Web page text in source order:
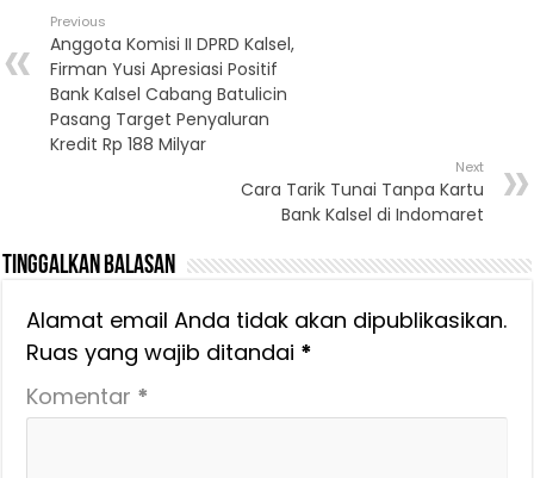
Previous
Anggota Komisi II DPRD Kalsel,
Firman Yusi Apresiasi Positif
Bank Kalsel Cabang Batulicin
Pasang Target Penyaluran
Kredit Rp 188 Milyar
Next
Cara Tarik Tunai Tanpa Kartu
Bank Kalsel di Indomaret
Tinggalkan Balasan
Alamat email Anda tidak akan dipublikasikan.
Ruas yang wajib ditandai *
Komentar *